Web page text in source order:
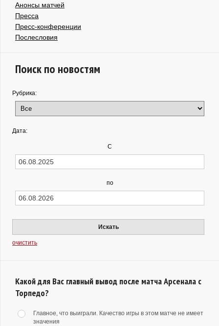
Анонсы матчей
Пресса
Пресс-конференции
Послесловия
Поиск по новостям
Рубрика:
Дата:
С
по
Искать
очистить
Какой для Вас главный вывод после матча Арсенала с
Торпедо?
Главное, что выиграли. Качество игры в этом матче не имеет
значения